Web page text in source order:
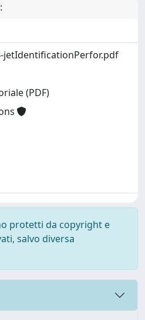
jetIdentificationPerfor.pdf
(PDF)
protetti da copyright e
salvo diversa